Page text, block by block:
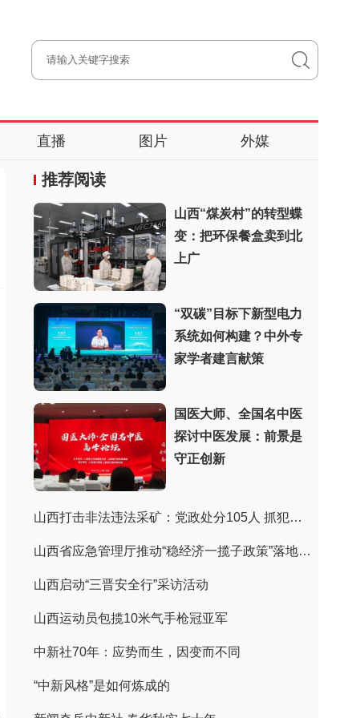
直播 图片 外媒
推荐阅读
山西“煤炭村”的转型蝶
变：把环保餐盒卖到北
上广
“双碳”目标下新型电力
系统如何构建？中外专
家学者建言献策
国医大师、全国名中医
探讨中医发展：前景是
守正创新
山西打击非法违法采矿：党政处分105人 抓犯罪嫌疑人243人
山西省应急管理厅推动“稳经济一揽子政策”落地见效
山西启动“三晋安全行”采访活动
山西运动员包揽10米气手枪冠亚军
中新社70年：应势而生，因变而不同
“中新风格”是如何炼成的